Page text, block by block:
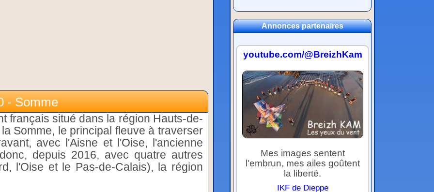
- Somme
français situé dans la région Hauts-de-
Somme, le principal fleuve à traverser
avec l'Aisne et l'Oise, l'ancienne
depuis 2016, avec quatre autres
l'Oise et le Pas-de-Calais), la région
Annonces partenaires
youtube.com/@BreizhKam
Mes images sentent
l'embrun, mes ailes goûtent
la liberté.
IKF de Dieppe